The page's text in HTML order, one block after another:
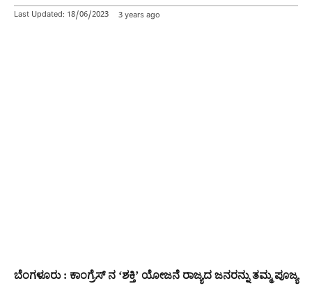
Last Updated: 18/06/2023 3 years ago
ಬೆಂಗಳೂರು : ಕಾಂಗ್ರೆಸ್ ನ ‘ಶಕ್ತಿ’ ಯೋಜನೆ ರಾಜ್ಯದ ಜನರನ್ನು ತಮ್ಮ ಪೂಜ್ಯ